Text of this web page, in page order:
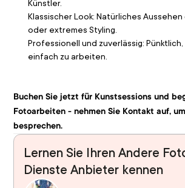
Künstler.
Klassischer Look: Natürliches
oder extremes Styling.
Professionell und zuverlässig:
einfach zu arbeiten.
Buchen Sie jetzt für Kunstsessions und
Fotoarbeiten - nehmen Sie Kontakt auf,
besprechen.
Lernen Sie Ihren Andere
Dienste Anbieter kennen